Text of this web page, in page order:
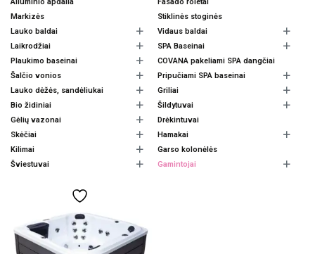
Markizės
Stiklinės stoginės
Lauko baldai
Vidaus baldai
Laikrodžiai
SPA Baseinai
Plaukimo baseinai
COVANA pakeliami SPA dangčiai
Šalčio vonios
Pripučiami SPA baseinai
Lauko dėžės, sandėliukai
Griliai
Bio židiniai
Šildytuvai
Gėlių vazonai
Drėkintuvai
Skėčiai
Hamakai
Kilimai
Garso kolonėlės
Šviestuvai
Gamintojai